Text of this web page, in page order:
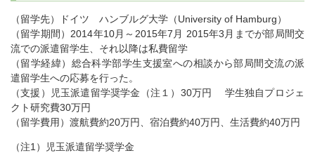
（留学先）ドイツ ハンブルグ大学（University of Hamburg）
（留学期間）2014年10月～2015年7月 2015年3月までが部局間交
流での派遣留学生、それ以降は私費留学
（留学経緯）総合科学部学生支援室への相談から部局間交流の派
遣留学生への応募を行った。
（支援）児玉派遣留学奨学金（注１）30万円 学生独自プロジェ
クト研究費30万円
（留学費用）渡航費約20万円、宿泊費約40万円、生活費約40万円
（注1）児玉派遣留学奨学金